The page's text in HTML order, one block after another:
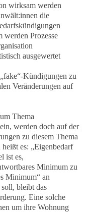
wirksam werden
die
Prozesse
ausgewertet
Kündigungen zu
Veränderungen auf
Thema
werden doch auf der
zu diesem Thema
es: „Eigenbedarf
ist es,
Minimum zu
Minimum“ an
bleibt das
Eine solche
um ihre Wohnung